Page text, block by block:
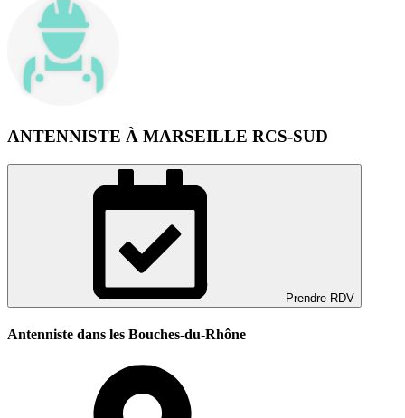
ANTENNISTE À MARSEILLE RCS-SUD
Prendre RDV
Antenniste dans les Bouches-du-Rhône